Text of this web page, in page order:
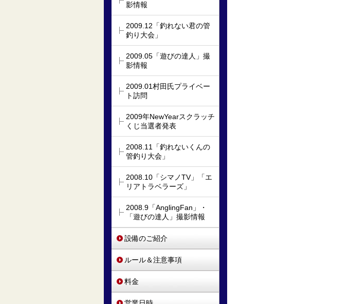
影情報
2009.12「釣れない君の管
釣り大会」
2009.05「遊びの達人」撮
影情報
2009.01村田氏プライベー
ト訪問
2009年NewYearスクラッチ
くじ当選者発表
2008.11「釣れないくんの
管釣り大会」
2008.10「シマノTV」「エ
リアトラベラーズ」
2008.9「AnglingFan」・
「遊びの達人」撮影情報
設備のご紹介
ルール＆注意事項
料金